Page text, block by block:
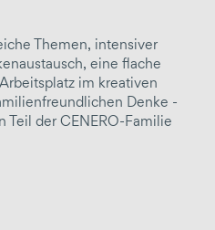
Themen, intensiver
eine flache
im kreativen
Denke -
Teil der CENERO-Familie